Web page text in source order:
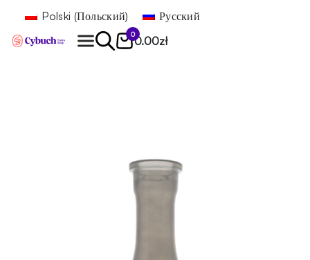
Polski (Польский) Русский
0
0.00zł